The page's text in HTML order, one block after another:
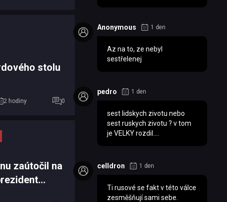
stolu
2 hodiny 0
zaútočil na
Anonymous 1 den
Az na to, ze nebyl
sestřelenej
pedro 1 den
sest lidskych zivotu nebo
sest ruskych zivotu ? v tom
je VELKY rozdil....
celldron 1 den
Ti rusové se fakt v této válce
zesměšňují sami sebe.